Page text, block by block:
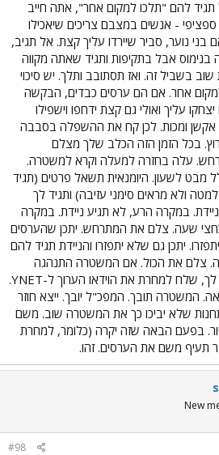
תגיד להם "תלכו למקום אחר", אתה חייב
- אנשים במצבם צריכים שיאכילו
נוער, סביר שיירדו עליך קצת. אל תגיב,
אבל בתקיפות ותגיד שאתה מקווה
בשביל זה. ואז תסתובב ותלך. יש סיכוי
אחר. אם הם ערסים כבדים, הבקשה
עליך ואולי גם קצת ידחפו וישפילו
ומכות. לכן קח את ההשפלה בסבבה
בכל הזמן הזה הכלב שלך מצלם
עלה בחזרה למעלה וקרא למשטרה.
מבט לשעון. היומנאית תשאל פרטים (תגיד
ולא מראים סימני עזיבה) ותגיד לך
במקרה הרע, לא תגיע ניידת. במקרה
שעה. צלם את המתרחש. יתכן שהערסים
יתכן גם שלא יתפזרו והניידת תגיד להם
צלם את הכול. אם המשטרה התנהגה
בביזיונות ולא עזרה לך, שלח למחרת את הוידאו הערוך ל-YNET.
המשטרה תובך. המפכ"ל יובך. ייצא חוזר
שלא יביכו כך את המשטרה שוב. משם
בפעם הבאה שזה יקרה (כלומר, למחרת
תעיף משם את הערסים. זהו.
New
#98